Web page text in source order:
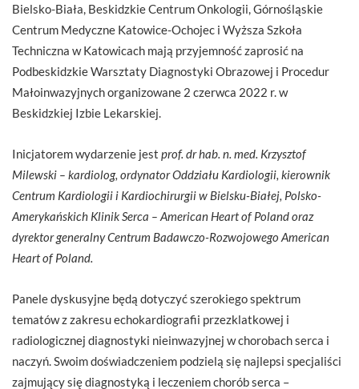
Bielsko-Biała, Beskidzkie Centrum Onkologii, Górnośląskie
Centrum Medyczne Katowice-Ochojec i Wyższa Szkoła
Techniczna w Katowicach mają przyjemność zaprosić na
Podbeskidzkie Warsztaty Diagnostyki Obrazowej i Procedur
Małoinwazyjnych organizowane 2 czerwca 2022 r. w
Beskidzkiej Izbie Lekarskiej.
Inicjatorem wydarzenie jest prof. dr hab. n. med. Krzysztof
Milewski – kardiolog, ordynator Oddziału Kardiologii, kierownik
Centrum Kardiologii i Kardiochirurgii w Bielsku-Białej, Polsko-
Amerykańskich Klinik Serca – American Heart of Poland oraz
dyrektor generalny Centrum Badawczo-Rozwojowego American
Heart of Poland.
Panele dyskusyjne będą dotyczyć szerokiego spektrum
tematów z zakresu echokardiografii przezklatkowej i
radiologicznej diagnostyki nieinwazyjnej w chorobach serca i
naczyń. Swoim doświadczeniem podzielą się najlepsi specjaliści
zajmujący się diagnostyką i leczeniem chorób serca –